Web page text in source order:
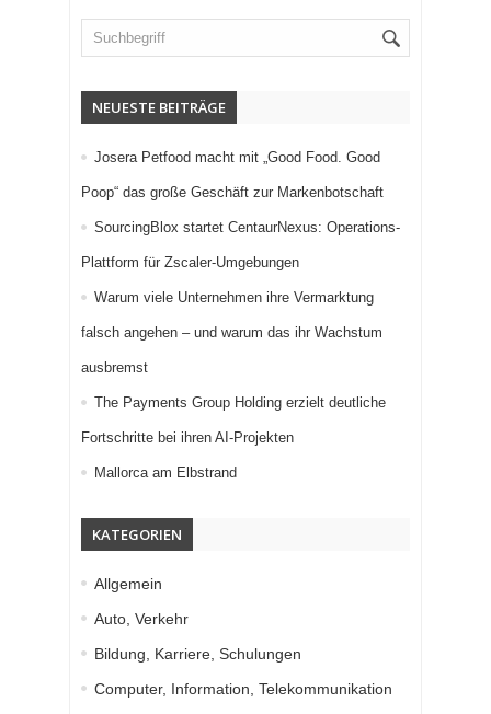
NEUESTE BEITRÄGE
Josera Petfood macht mit „Good Food. Good
Poop“ das große Geschäft zur Markenbotschaft
SourcingBlox startet CentaurNexus: Operations-
Plattform für Zscaler-Umgebungen
Warum viele Unternehmen ihre Vermarktung
falsch angehen – und warum das ihr Wachstum
ausbremst
The Payments Group Holding erzielt deutliche
Fortschritte bei ihren AI-Projekten
Mallorca am Elbstrand
KATEGORIEN
Allgemein
Auto, Verkehr
Bildung, Karriere, Schulungen
Computer, Information, Telekommunikation